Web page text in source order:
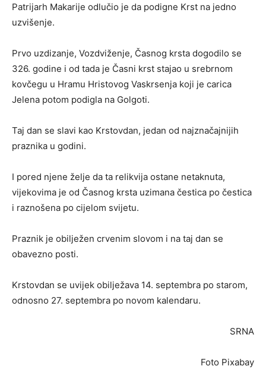
Patrijarh Makarije odlučio je da podigne Krst na jedno
uzvišenje.
Prvo uzdizanje, Vozdviženje, Časnog krsta dogodilo se
326. godine i od tada je Časni krst stajao u srebrnom
kovčegu u Hramu Hristovog Vaskrsenja koji je carica
Jelena potom podigla na Golgoti.
Taj dan se slavi kao Krstovdan, jedan od najznačajnijih
praznika u godini.
I pored njene želje da ta relikvija ostane netaknuta,
vijekovima je od Časnog krsta uzimana čestica po čestica
i raznošena po cijelom svijetu.
Praznik je obilježen crvenim slovom i na taj dan se
obavezno posti.
Krstovdan se uvijek obilježava 14. septembra po starom,
odnosno 27. septembra po novom kalendaru.
SRNA
Foto Pixabay